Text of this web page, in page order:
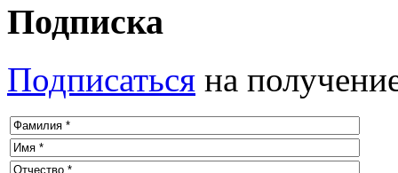
Подписка
Подписаться на